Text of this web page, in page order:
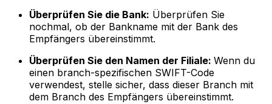
Überprüfen Sie die Bank: Überprüfen Sie
nochmal, ob der Bankname mit der Bank des
Empfängers übereinstimmt.
Überprüfen Sie den Namen der Filiale: Wenn du
einen branch-spezifischen SWIFT-Code
verwendest, stelle sicher, dass dieser Branch mit
dem Branch des Empfängers übereinstimmt.